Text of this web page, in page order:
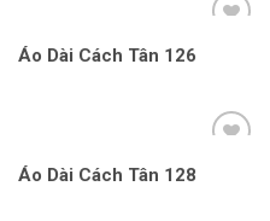
Áo Dài Cách Tân 126
Áo Dài Cách Tân 128